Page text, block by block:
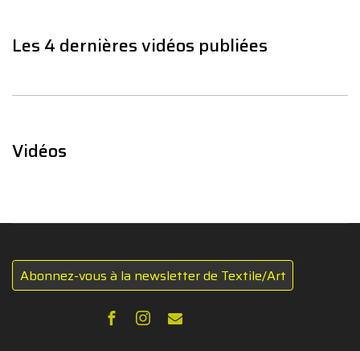
Les 4 dernières vidéos publiées
Vidéos
Abonnez-vous à la newsletter de Textile/Art